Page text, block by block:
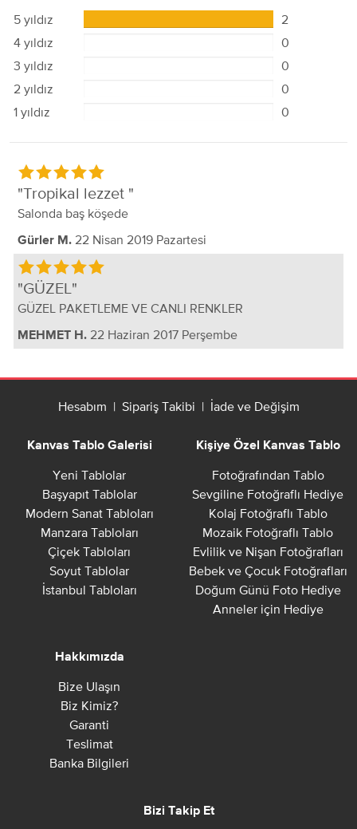
5 yıldız
2
4 yıldız
0
3 yıldız
0
2 yıldız
0
1 yıldız
0
Tropikal lezzet
Salonda baş köşede
Gürler M. 22 Nisan 2019 Pazartesi
GÜZEL
GÜZEL PAKETLEME VE CANLI RENKLER
MEHMET H. 22 Haziran 2017 Perşembe
Hesabım | Sipariş Takibi | İade ve Değişim
Kanvas Tablo Galerisi
Yeni Tablolar
Başyapıt Tablolar
Modern Sanat Tabloları
Manzara Tabloları
Çiçek Tabloları
Soyut Tablolar
İstanbul Tabloları
Kişiye Özel Kanvas Tablo
Fotoğrafından Tablo
Sevgiline Fotoğraflı Hediye
Kolaj Fotoğraflı Tablo
Mozaik Fotoğraflı Tablo
Evlilik ve Nişan Fotoğrafları
Bebek ve Çocuk Fotoğrafları
Doğum Günü Foto Hediye
Anneler için Hediye
Hakkımızda
Bize Ulaşın
Biz Kimiz?
Garanti
Teslimat
Banka Bilgileri
Bizi Takip Et